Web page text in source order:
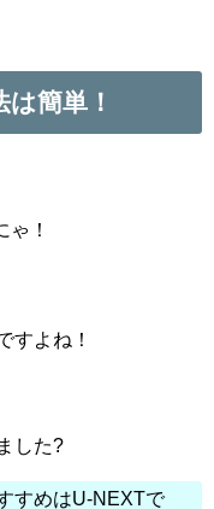
簡単！
！
すよね！
した?
すめはU-NEXTで